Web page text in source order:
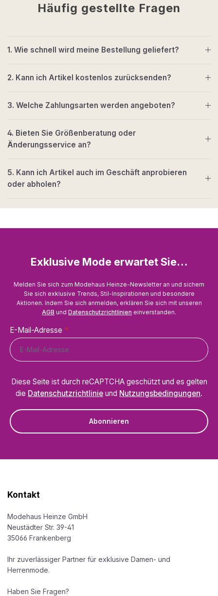
Häufig gestellte Fragen
1. Wie schnell wird meine Bestellung geliefert?
2. Kann ich Artikel kostenlos zurücksenden?
3. Welche Zahlungsarten werden angeboten?
4. Bieten Sie Größenberatung oder
Änderungsservice an?
5. Kann ich Artikel auch im Geschäft anprobieren
oder abholen?
Exklusive Mode erwartet Sie…
Melden Sie sich zum Modehaus Heinze-Newsletter an und sichern
Sie sich exklusive Trends, Stil-Inspirationen und besondere
Aktionen. Indem Sie sich anmelden, erklären Sie sich mit unseren
AGB und Datenschutzrichtlinien einverstanden.
E-Mail-Adresse *
Diese Seite ist durch reCAPTCHA geschützt und es gelten
die Datenschutzrichtlinie und Nutzungsbedingungen.
Abonnieren
Kontakt
Modehaus Heinze GmbH
Neustädter Str. 39-41
35066 Frankenberg
Ihr zuverlässiger Partner für exklusive Damen- und
Herrenmode.
Haben Sie Fragen?